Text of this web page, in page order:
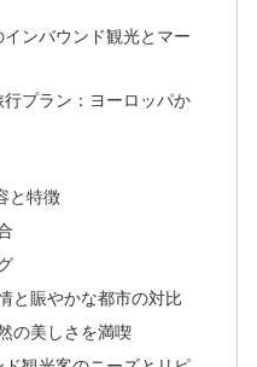
ンバウンド観光とマー
プラン：ヨーロッパか
と特徴
と賑やかな都市の対比
の美しさを満喫